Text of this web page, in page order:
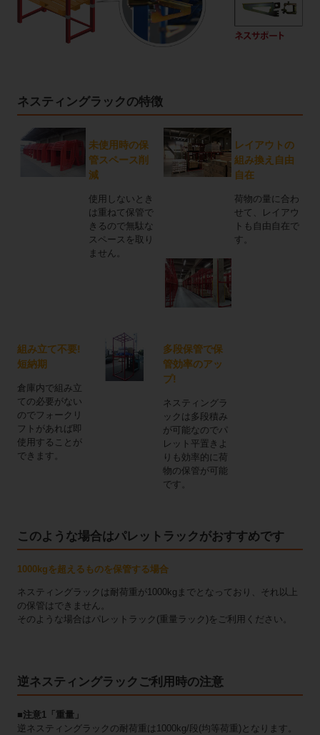
ネスティングラックの特徴
未使用時の保
管スペース削
減
使用しないとき
は重ねて保管で
きるので無駄な
スペースを取り
ません。
レイアウトの
組み換え自由
自在
荷物の量に合わ
せて、レイアウ
トも自由自在で
す。
組み立て不要!
短納期
倉庫内で組み立
ての必要がない
のでフォークリ
フトがあれば即
使用することが
できます。
多段保管で保
管効率のアッ
プ!
ネスティングラ
ックは多段積み
が可能なのでパ
レット平置きよ
りも効率的に荷
物の保管が可能
です。
このような場合はパレットラックがおすすめです
1000kgを超えるものを保管する場合
ネスティングラックは耐荷重が1000kgまでとなっており、それ以上
の保管はできません。
そのような場合はパレットラック(重量ラック)をご利用ください。
逆ネスティングラックご利用時の注意
■注意1「重量」
逆ネスティングラックの耐荷重は1000kg/段(均等荷重)となります。